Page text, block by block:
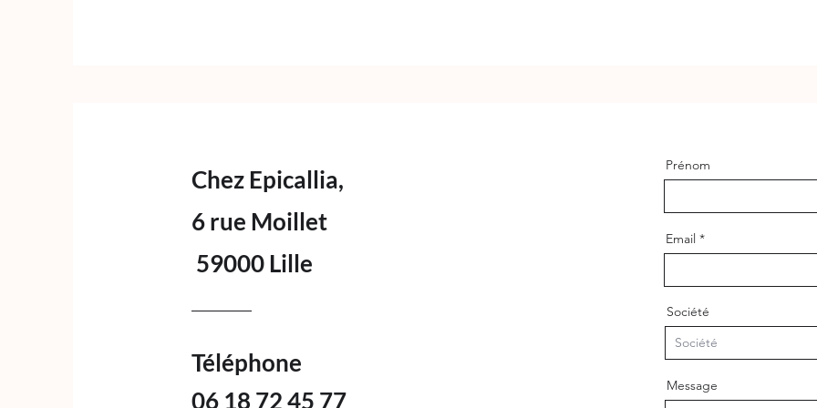
Chez Epicallia,
6 rue Moillet
59000 Lille
Téléphone
06 18 72 45 77
Prénom
Email
Société
Message